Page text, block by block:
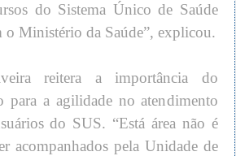
do Sistema Único de Saúde
o Ministério da Saúde”, explicou.
reitera a importância do
para a agilidade no atendimento
do SUS. “Está área não é
acompanhados pela Unidade de